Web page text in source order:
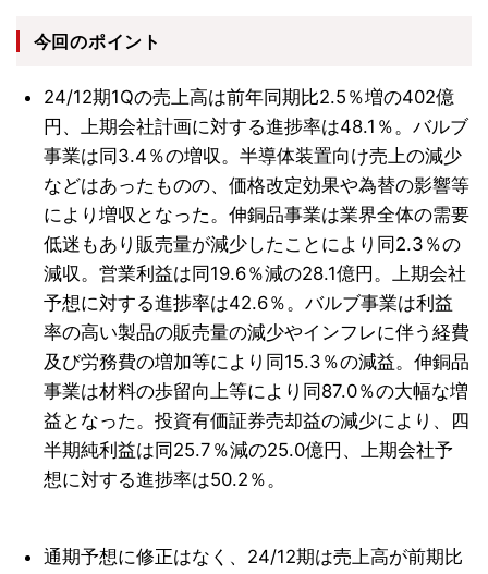
今回のポイント
24/12期1Qの売上高は前年同期比2.5％増の402億
円、上期会社計画に対する進捗率は48.1％。バルブ
事業は同3.4％の増収。半導体装置向け売上の減少
などはあったものの、価格改定効果や為替の影響等
により増収となった。伸銅品事業は業界全体の需要
低迷もあり販売量が減少したことにより同2.3％の
減収。営業利益は同19.6％減の28.1億円。上期会社
予想に対する進捗率は42.6％。バルブ事業は利益
率の高い製品の販売量の減少やインフレに伴う経費
及び労務費の増加等により同15.3％の減益。伸銅品
事業は材料の歩留向上等により同87.0％の大幅な増
益となった。投資有価証券売却益の減少により、四
半期純利益は同25.7％減の25.0億円、上期会社予
想に対する進捗率は50.2％。
通期予想に修正はなく、24/12期は売上高が前期比